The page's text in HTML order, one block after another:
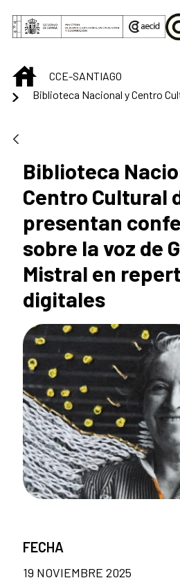
Saltar al contenido principal
INICIOCCE-SANTIAGO
Biblioteca
Centro Cultural
presentan
sobre la voz de
Mistral en
digitales
FECHA
19 NOVIEMBRE 2025